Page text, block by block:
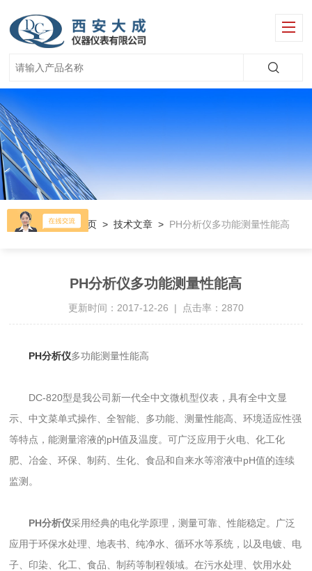
当前位置： 首页 >技术文章 > PH分析仪多功能测量性能高
PH分析仪多功能测量性能高
更新时间：2017-12-26 | 点击率：2870
PH分析仪多功能测量性能高
DC-820型是我公司新一代全中文微机型仪表，具有全中文显
示、中文菜单式操作、全智能、多功能、测量性能高、环境适应性强
等特点，能测量溶液的pH值及温度。可广泛应用于火电、化工化
肥、冶金、环保、制药、生化、食品和自来水等溶液中pH值的连续
监测。
PH分析仪采用经典的电化学原理，测量可靠、性能稳定。广泛
应用于环保水处理、地表书、纯净水、循环水等系统，以及电镀、电
子、印染、化工、食品、制药等制程领域。在污水处理、饮用水处